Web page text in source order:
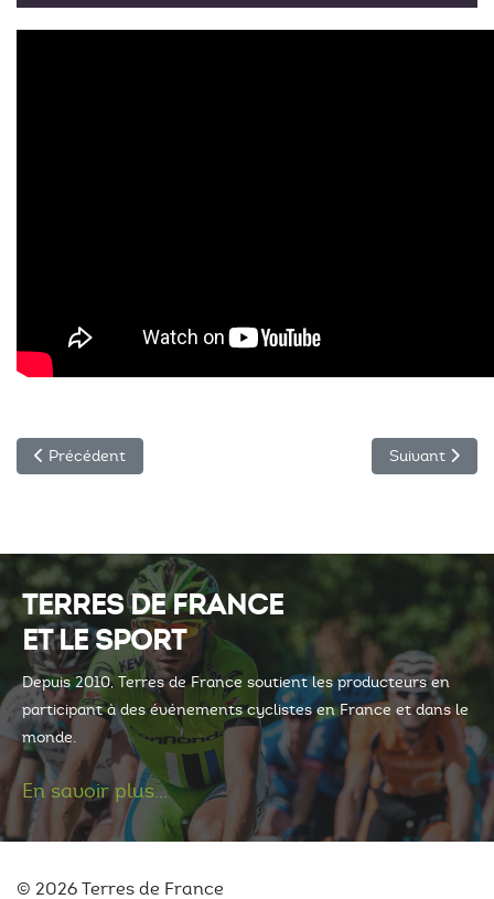
Article précédent : Le Bleu des Causses
Précédent Article
Suivant
TERRES DE FRANCE
ET LE SPORT
Depuis 2010, Terres de France soutient les producteurs en
participant à des événements cyclistes en France et dans le
monde.
En savoir plus...
© 2026 Terres de France